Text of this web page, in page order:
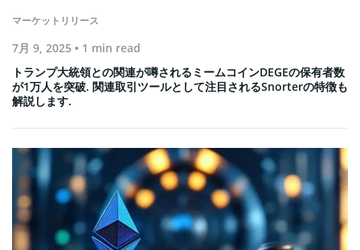
マーケットリリース
7月 9, 2025 • 1 min read
トランプ大統領との関連が噂されるミームコインDEGEの保有者数
が1万人を突破. 関連取引ツールとして注目されるSnorterの特徴も
解説します.